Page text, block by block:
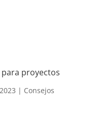
proyectos
| Consejos